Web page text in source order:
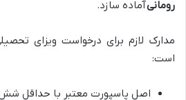
رومانیآماده سازد.
مدارک لازم برای درخواست ویزای
است:
اصل پاسپورت معتبر با حداقل شش